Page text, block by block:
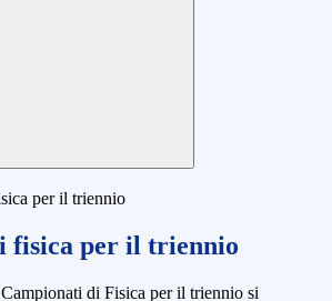
per il triennio
fisica per il triennio
di Fisica per il triennio si